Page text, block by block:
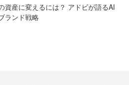
資産に変えるには？ アドビが語るAI
ランド戦略